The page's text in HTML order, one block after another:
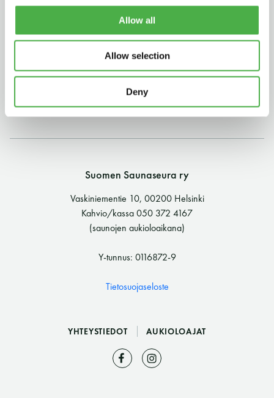
Allow all
Allow selection
Deny
Hinnasto
Vieras jäsenen seurassa
25 €
Lapsi alle 7 v.
ilmainen
3kk kortti - M / N
Vuosikortti - M / N
695€ / 275€
Suomen Saunaseura ry
Vaskiniementie 10, 00200 Helsinki
Suomen Saunaseura ry
Vaskiniementie 10, 00200 Helsinki
Kahvio/kassa 050 372 4167
(saunojen aukioloaikana)
Y-tunnus: 0116872-9
Tietosuojaseloste
YHTEYSTIEDOT AUKIOLOAJAT